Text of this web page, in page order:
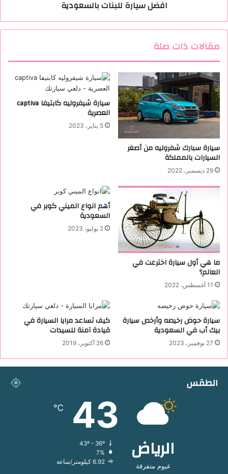
ت
ا
ا
ا
ل
س
ع
و
ة
افضل سيارة للبنات بالسعودية
مقالات ذات صلة
سيارة سبارك شفروليه من أصغر
السيارات بالمملكة
29 ديسمبر، 2022
سيارة شيفروليه كابتيفا captiva
العصرية
5 يناير، 2023
ما هي أول سيارة اخترعت في
العالم؟
11 أغسطس، 2022
أهم انواع الميني كوبر في
السعودية
2 يوليو، 2023
سيارة حوض رخيصه وأرخص سيارة
بيك أب في السعودية
27 نوفمبر، 2023
كيف تساعد مرايا السيارة في
قيادة آمنة للسيدات
26 أكتوبر، 2019
الطقس
الرياض
غيوم متفرقة
43
℃
7%
6.92 كيلومتر/ساعة